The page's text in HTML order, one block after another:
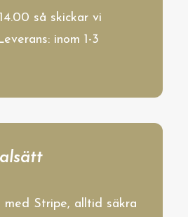
så skickar vi
inom 1-3
med Stripe, alltid säkra